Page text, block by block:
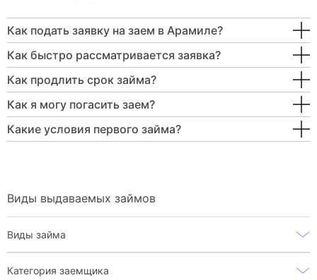
Как подать заявку на заем в Арамиле?
Как быстро рассматривается заявка?
Как продлить срок займа?
Как я могу погасить заем?
Какие условия первого займа?
Виды выдаваемых займов
Виды займа
Категория заемщика